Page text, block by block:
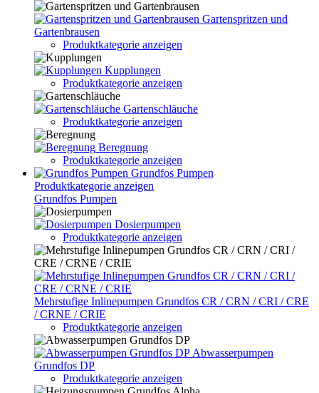
Gartenspritzen und
Gartenbrausen
Produktkategorie anzeigen
Kupplungen
Produktkategorie anzeigen
Gartenschläuche
Produktkategorie anzeigen
Beregnung
Produktkategorie anzeigen
Grundfos Pumpen
Produktkategorie anzeigen
Grundfos Pumpen
Dosierpumpen
Produktkategorie anzeigen
Mehrstufige Inlinepumpen Grundfos CR / CRN / CRI / CRE
/ CRNE / CRIE
Produktkategorie anzeigen
Abwasserpumpen
Grundfos DP
Produktkategorie anzeigen